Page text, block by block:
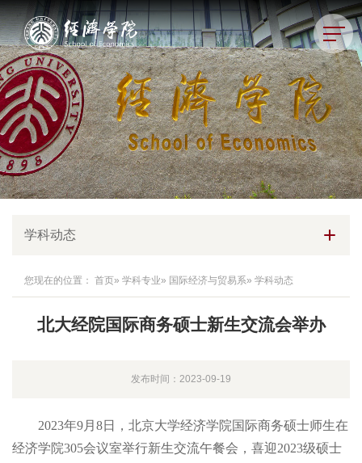
学科动态
您现在的位置： 首页» 学科专业» 国际经济与贸易系» 学科动态
北大经院国际商务硕士新生交流会举办
发布时间：2023-09-19
2023年9月8日，北京大学经济学院国际商务硕士师生在
经济学院305会议室举行新生交流午餐会，喜迎2023级硕士